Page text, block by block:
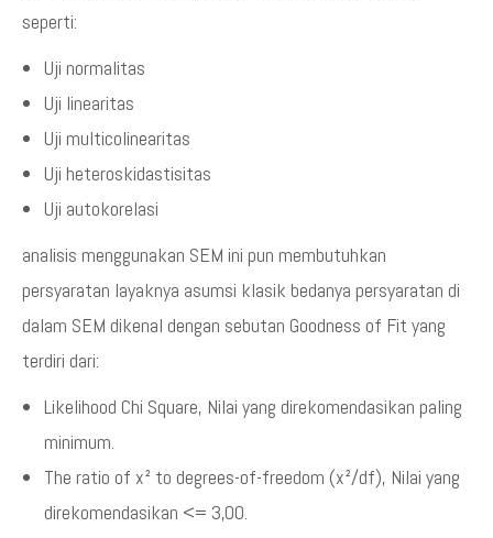
seperti:
Uji normalitas
Uji linearitas
Uji multicolinearitas
Uji heteroskidastisitas
Uji autokorelasi
analisis menggunakan SEM ini pun membutuhkan
persyaratan layaknya asumsi klasik bedanya persyaratan di
dalam SEM dikenal dengan sebutan Goodness of Fit yang
terdiri dari:
Likelihood Chi Square, Nilai yang direkomendasikan paling
minimum.
The ratio of x² to degrees-of-freedom (x²/df), Nilai yang
direkomendasikan <= 3,00.